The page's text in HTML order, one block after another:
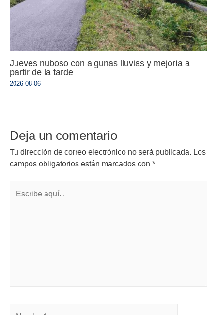
Jueves nuboso con algunas lluvias y mejoría a
partir de la tarde
2026-08-06
Deja un comentario
Tu dirección de correo electrónico no será publicada. Los
campos obligatorios están marcados con *